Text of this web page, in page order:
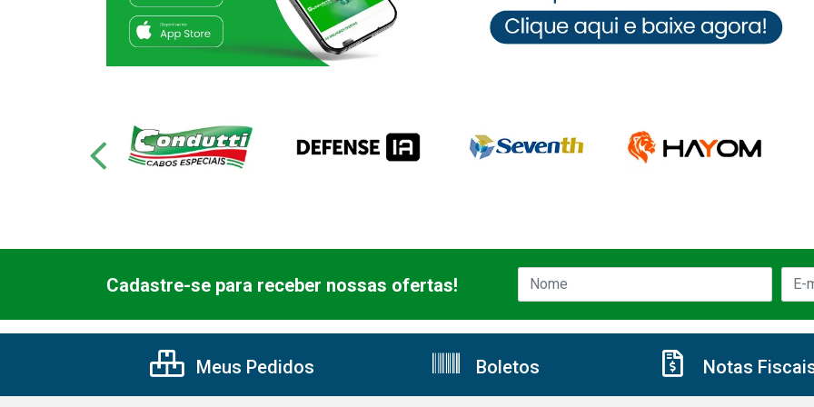
Cadastre-se para receber nossas ofertas!
Meus Pedidos Boletos Notas